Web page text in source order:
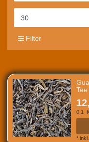
Filter
0.1
*